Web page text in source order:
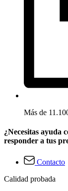
Más de
¿Necesitas ayuda
responder a tus
Contacto
Calidad probada